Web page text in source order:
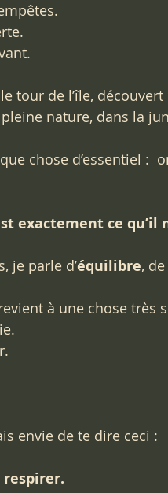
tour de l’île,
nature, dans la
chose d’essentiel :
exactement ce qu’il
je parle d’équilibre, de
à une chose très
envie de te dire ceci :
respirer.